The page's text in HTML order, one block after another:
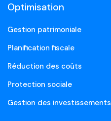
Optimisation
Gestion patrimoniale
Planification fiscale
Réduction des coûts
Protection sociale
Gestion des investissements